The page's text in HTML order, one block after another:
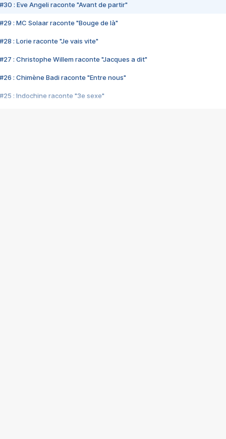
#30 : Eve Angeli raconte "Avant de partir"
#29 : MC Solaar raconte "Bouge de là"
#28 : Lorie raconte "Je vais vite"
#27 : Christophe Willem raconte "Jacques a dit"
#26 : Chimène Badi raconte "Entre nous"
#25 : Indochine raconte "3e sexe"